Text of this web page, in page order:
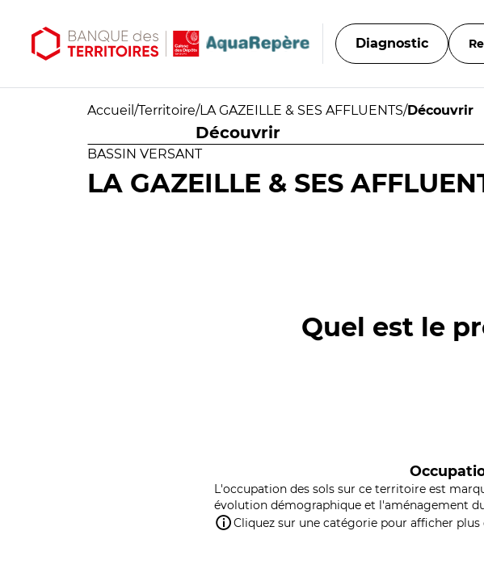
Diagnostic
Accueil /Territoire/LA GAZEILLE & SES AFFLUENTS/Découvrir
Découvrir
BASSIN VERSANT
LA GAZEILLE & SES
Quel est le
L'occupation des sols sur ce territoire est
évolution démographique et l'aménagement
Cliquez sur une catégorie pour afficher plus